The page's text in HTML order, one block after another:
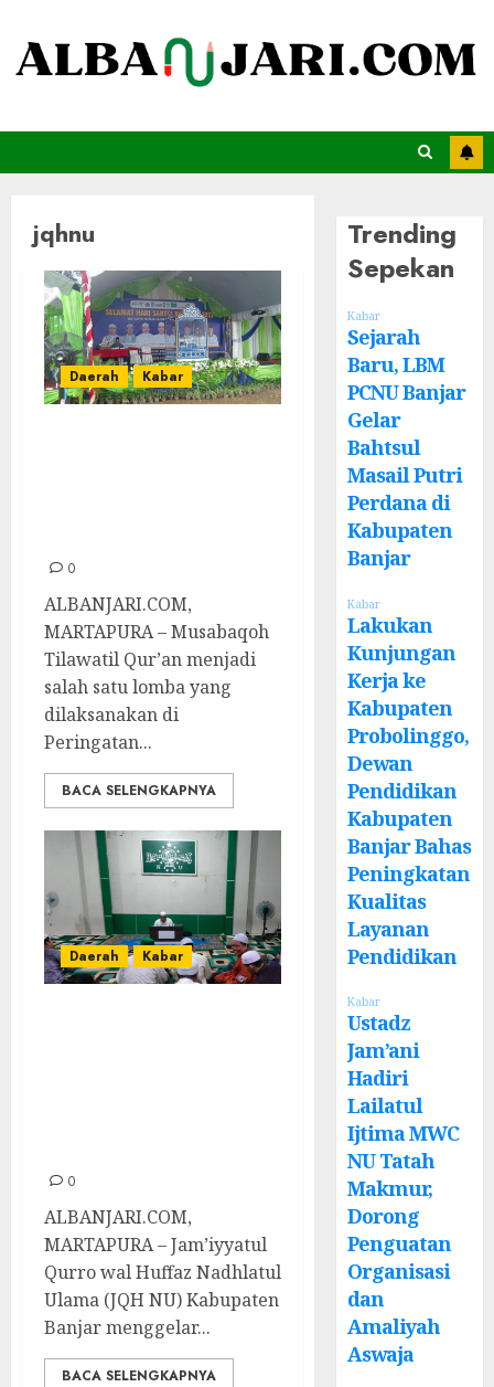
jqhnu
Daerah Kabar
0
ALBANJARI.COM,
MARTAPURA – Musabaqoh
Tilawatil Qur’an menjadi
salah satu lomba yang
dilaksanakan di
Peringatan...
BACA SELENGKAPNYA
Daerah Kabar
0
ALBANJARI.COM,
MARTAPURA – Jam’iyyatul
Qurro wal Huffaz Nadhlatul
Ulama (JQH NU) Kabupaten
Banjar menggelar...
BACA SELENGKAPNYA
Trending
Sepekan
Kabar
Sejarah
Baru, LBM
PCNU Banjar
Gelar
Bahtsul
Masail Putri
Perdana di
Kabupaten
Banjar
Kabar
Lakukan
Kunjungan
Kerja ke
Kabupaten
Probolinggo,
Dewan
Pendidikan
Kabupaten
Banjar Bahas
Peningkatan
Kualitas
Layanan
Pendidikan
Kabar
Ustadz
Jam’ani
Hadiri
Lailatul
Ijtima MWC
NU Tatah
Makmur,
Dorong
Penguatan
Organisasi
dan
Amaliyah
Aswaja